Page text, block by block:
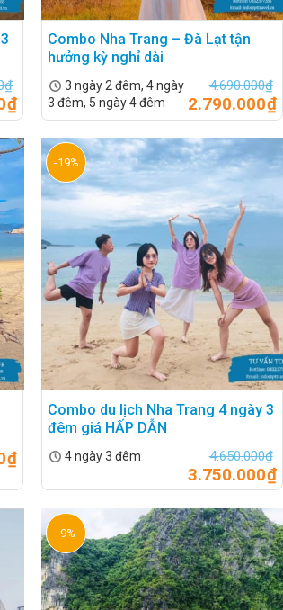
Và dưới đây là 7 loại hình combo du lịch
₫
₫
Combo Nha Trang – Đà Lạt tận
hưởng kỳ nghỉ dài
4.690.000₫
2.790.000₫
3 ngày 2 đêm, 4 ngày
3 đêm, 5 ngày 4 đêm
₫
-19%
Combo du lịch Nha Trang 4 ngày 3
đêm giá HẤP DẪN
4.650.000₫
3.750.000₫
4 ngày 3 đêm
-9%